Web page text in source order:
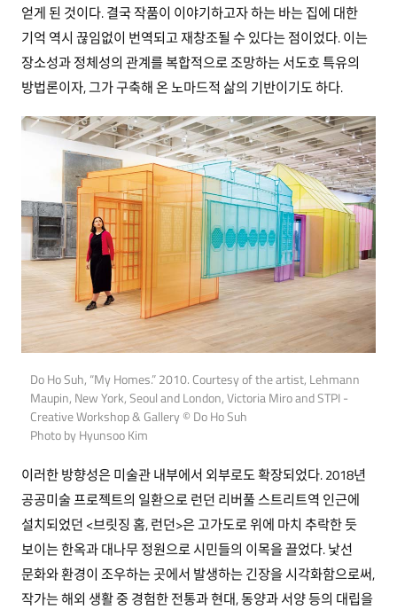
얻게 된 것이다. 결국 작품이 이야기하고자 하는 바는 집에 대한
기억 역시 끊임없이 번역되고 재창조될 수 있다는 점이었다. 이는
장소성과 정체성의 관계를 복합적으로 조망하는 서도호 특유의
방법론이자, 그가 구축해 온 노마드적 삶의 기반이기도 하다.
Do Ho Suh, “My Homes.” 2010. Courtesy of the artist, Lehmann
Maupin, New York, Seoul and London, Victoria Miro and STPI -
Creative Workshop & Gallery © Do Ho Suh
Photo by Hyunsoo Kim
이러한 방향성은 미술관 내부에서 외부로도 확장되었다. 2018년
공공미술 프로젝트의 일환으로 런던 리버풀 스트리트역 인근에
설치되었던 <브릿징 홈, 런던>은 고가도로 위에 마치 추락한 듯
보이는 한옥과 대나무 정원으로 시민들의 이목을 끌었다. 낯선
문화와 환경이 조우하는 곳에서 발생하는 긴장을 시각화함으로써,
작가는 해외 생활 중 경험한 전통과 현대, 동양과 서양 등의 대립을